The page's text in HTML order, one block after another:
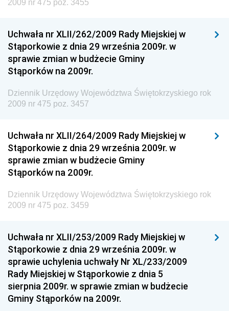
Dziennik Urzędowy Ministra Sprawiedliwości
Dziennik Urzędowy Ministra Rozwoju i Finansów
Dziennik Urzędowy Wyższego Urzędu Górniczego
Dziennik Urzędowy Prezesa Urzędu Transportu
Kolejowego
Technologii
Dziennik Urzędowy Ministra Inwestycji i Rozwoju
Dziennik Urzędowy Naczelnego Dyrektora Archiwów
Państwowych
Dziennik Urzędowy Ministra Finansów, Inwestycji i
Rozwoju
Dziennik Urzędowy Ministra Sportu
Dziennik Urzędowy Ministra Funduszy i Polityki
Regionalnej
Dziennik Urzędowy Ministra Aktywów Państwowych
Dziennik Urzędowy Ministra Zdrowia
2009 nr 475 poz. 3455
Uchwała nr XLII/262/2009 Rady Miejskiej w
Stąporkowie z dnia 29 września 2009r. w
sprawie zmian w budżecie Gminy
Stąporków na 2009r.
Dziennik Urzędowy Województwa Świętokrzyskiego rok
2009 nr 475 poz. 3457
Uchwała nr XLII/264/2009 Rady Miejskiej w
Stąporkowie z dnia 29 września 2009r. w
sprawie zmian w budżecie Gminy
Stąporków na 2009r.
Dziennik Urzędowy Województwa Świętokrzyskiego rok
2009 nr 475 poz. 3459
Uchwała nr XLII/253/2009 Rady Miejskiej w
Stąporkowie z dnia 29 września 2009r. w
sprawie uchylenia uchwały Nr XL/233/2009
Rady Miejskiej w Stąporkowie z dnia 5
sierpnia 2009r. w sprawie zmian w budżecie
Gminy Stąporków na 2009r.